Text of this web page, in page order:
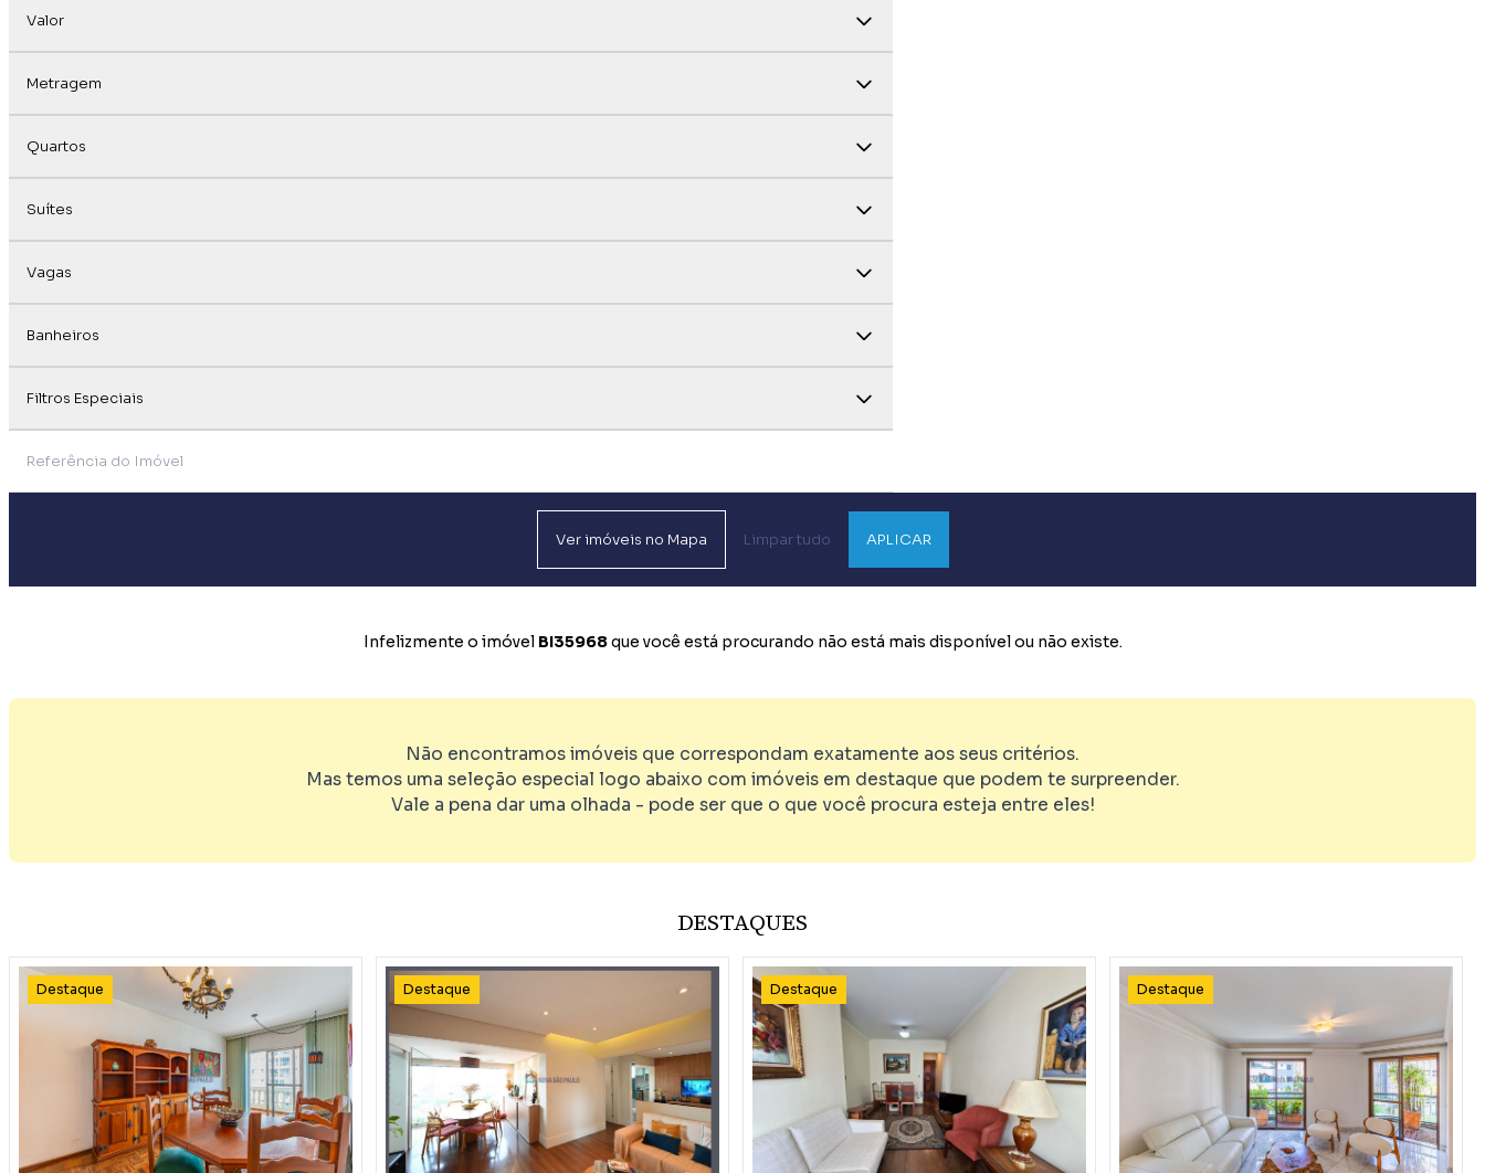
Valor
Metragem
Quartos
Suítes
Vagas
Banheiros
Filtros Especiais
Ver imóveis no Mapa Limpar tudo APLICAR
Infelizmente o imóvel BI35968que você está procurando não está mais disponível ou não existe.
Não encontramos imóveis que correspondam exatamente aos seus critérios.
Mas temos uma seleção especial logo abaixo com imóveis em destaque que podem te surpreender.
Vale a pena dar uma olhada - pode ser que o que você procura esteja entre eles!
DESTAQUES
Destaque Destaque Destaque Destaque